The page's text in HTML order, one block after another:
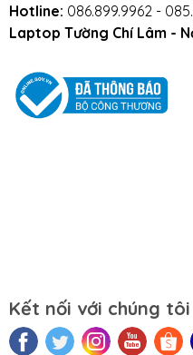
Hotline: 086.899.9962 -
Laptop Tường Chí Lâm -
Kết nối với chúng tôi